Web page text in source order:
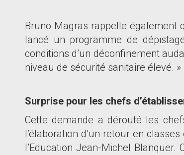
Bruno Magras rappelle également
lancé un programme de
conditions d’un déconfinement
niveau de sécurité sanitaire élevé. »
Surprise pour les chefs d’
Cette demande a dérouté les
l’élaboration d’un retour en classes
l’Education Jean-Michel Blanquer.